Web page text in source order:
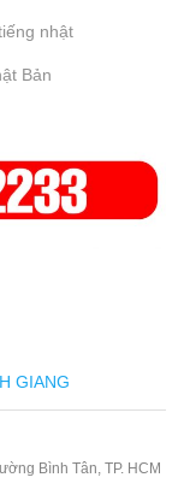
nhật
Bản
GIANG
Bình Tân, TP. HCM